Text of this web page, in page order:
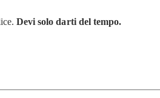
Devi solo darti del tempo.